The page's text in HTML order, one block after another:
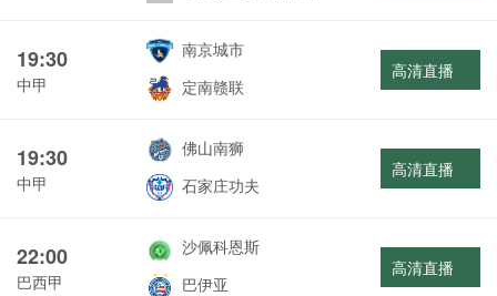
19:30
中甲
南京城市
定南赣联
高清直播
19:30
中甲
佛山南狮
石家庄功夫
高清直播
22:00
巴西甲
沙佩科恩斯
巴伊亚
高清直播